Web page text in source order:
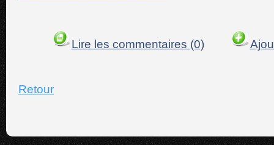
Lire les commentaires (0)
Retour